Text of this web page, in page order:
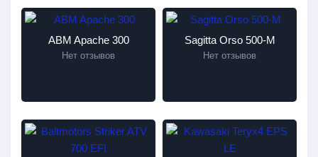
ABM Apache 300
Нет отзывов
Sagitta Orso 500-M
Нет отзывов